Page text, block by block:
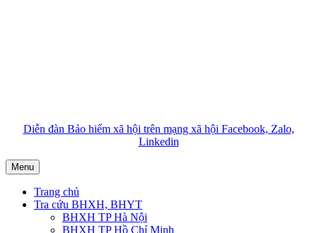
Diễn đàn Bảo hiểm xã hội trên mạng xã hội Facebook, Zalo,
Linkedin
Menu
Trang chủ
Tra cứu BHXH, BHYT
BHXH TP Hà Nội
BHXH TP Hồ Chí Minh